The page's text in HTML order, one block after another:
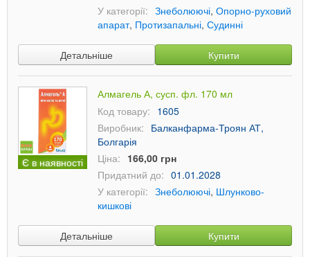
У категорії: Знеболюючі, Опорно-руховий
апарат, Протизапальні, Судинні
Детальніше Купити
Є в наявності
Алмагель А, сусп. фл. 170 мл
Код товару: 1605
Виробник: Балканфарма-Троян АТ,
Болгарія
Ціна: 166,00 грн
Придатний до: 01.01.2028
У категорії: Знеболюючі, Шлунково-
кишкові
Детальніше Купити